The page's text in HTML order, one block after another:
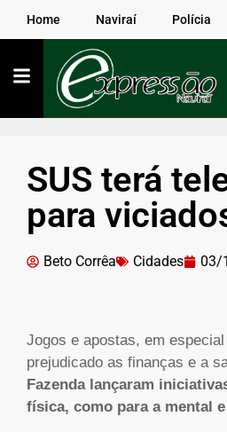
Home Naviraí Polícia
SUS terá
para
Beto Corrêa Cidades 03/
Jogos e apostas, em
prejudicado as finanças e a
Fazenda lançaram
física, como para a mental